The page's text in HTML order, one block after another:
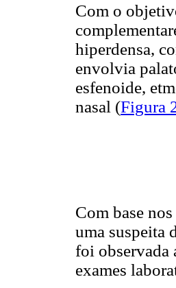
Com o
hiperdensa,
envolvia
esfenoide,
nasal (Figura
Com base
uma suspeita
foi observada
exames